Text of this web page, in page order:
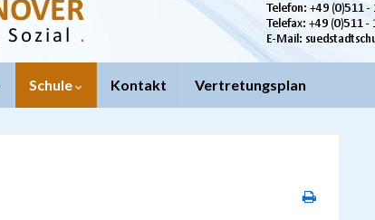
Schule Kontakt Vertretungsplan